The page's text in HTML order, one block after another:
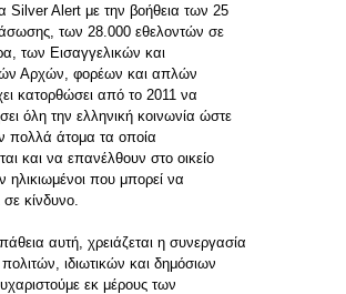
Silver Alert με την βοήθεια των 25
των 28.000 εθελοντών σε
των Εισαγγελικών και
Αρχών, φορέων και απλών
κατορθώσει από το 2011 να
όλη την ελληνική κοινωνία ώστε
πολλά άτομα τα οποία
και να επανέλθουν στο οικείο
ηλικιωμένοι που μπορεί να
σε κίνδυνο.
αυτή, χρειάζεται η συνεργασία
ιδιωτικών και δημόσιων
εκ μέρους των